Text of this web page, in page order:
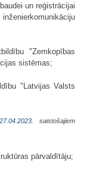
un reģistrācijai
"Zemkopības
sistēmas;
"Latvijas Valsts
27.04.2023.
saistošajiem
pārvaldītāju;